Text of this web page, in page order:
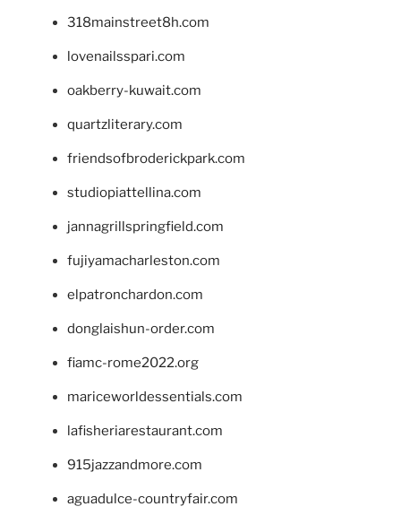
318mainstreet8h.com
lovenailsspari.com
oakberry-kuwait.com
quartzliterary.com
friendsofbroderickpark.com
studiopiattellina.com
jannagrillspringfield.com
fujiyamacharleston.com
elpatronchardon.com
donglaishun-order.com
fiamc-rome2022.org
mariceworldessentials.com
lafisheriarestaurant.com
915jazzandmore.com
aguadulce-countryfair.com